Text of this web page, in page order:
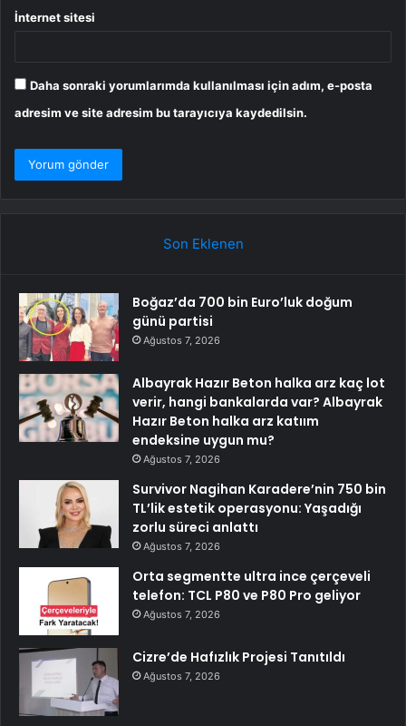
İnternet sitesi
Daha sonraki yorumlarımda kullanılması için adım, e-posta
adresim ve site adresim bu tarayıcıya kaydedilsin.
Son Eklenen
Boğaz’da 700 bin Euro’luk doğum
günü partisi
Ağustos 7, 2026
Albayrak Hazır Beton halka arz kaç lot
verir, hangi bankalarda var? Albayrak
Hazır Beton halka arz katıım
endeksine uygun mu?
Ağustos 7, 2026
Survivor Nagihan Karadere’nin 750 bin
TL’lik estetik operasyonu: Yaşadığı
zorlu süreci anlattı
Ağustos 7, 2026
Orta segmentte ultra ince çerçeveli
telefon: TCL P80 ve P80 Pro geliyor
Ağustos 7, 2026
Cizre’de Hafızlık Projesi Tanıtıldı
Ağustos 7, 2026